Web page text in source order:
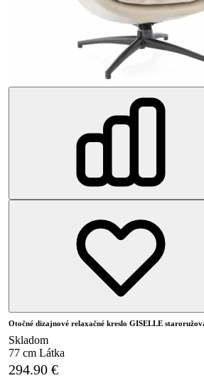
Otočné dizajnové relaxačné kreslo GISELLE
Skladom
77 cm Látka
294.90 €